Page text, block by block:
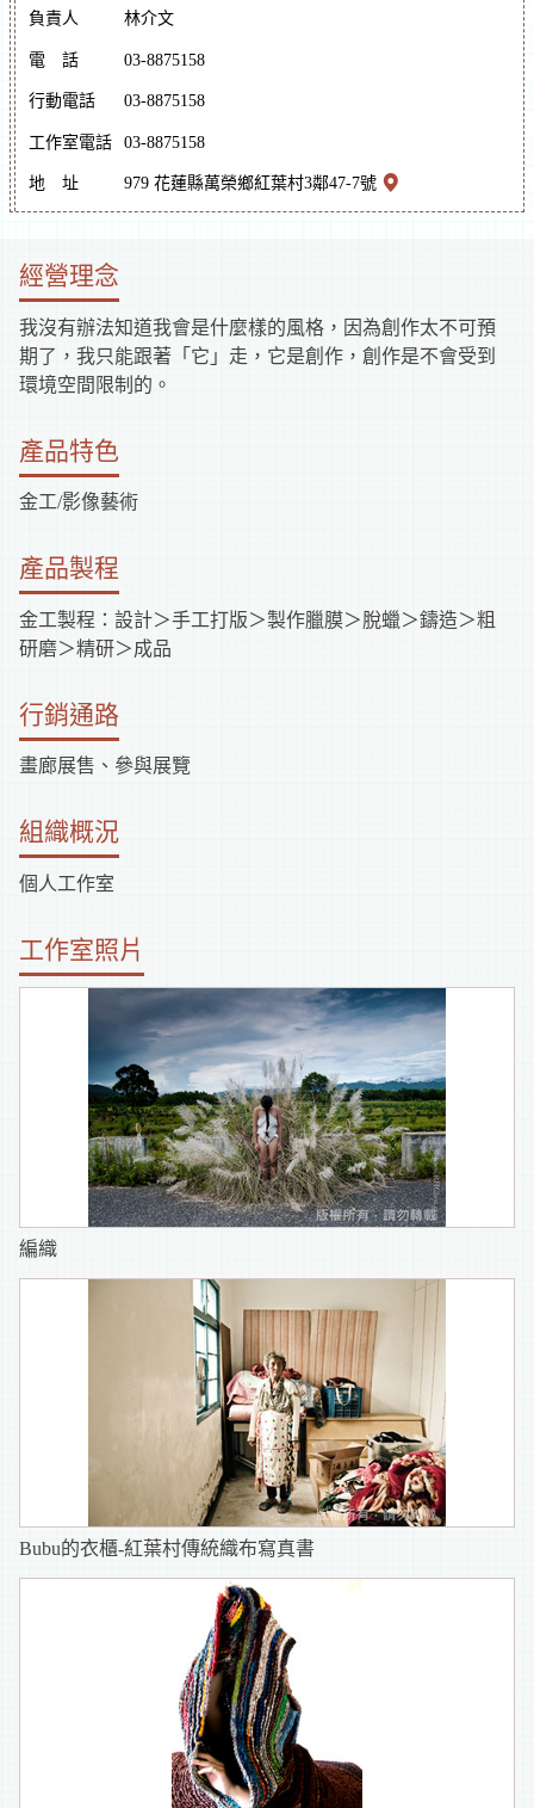
花
蓮
化
體
逛
市
助
資
訊
負責人 林介文
電話 03-8875158
行動電話 03-8875158
工作室電話 03-8875158
地址 979 花蓮縣萬榮鄉紅葉村3鄰47-7號
經營理念
我沒有辦法知道我會是什麼樣的風格，因為創作太不可預
期了，我只能跟著「它」走，它是創作，創作是不會受到
環境空間限制的。
產品特色
金工/影像藝術
產品製程
金工製程：設計＞手工打版＞製作臘膜＞脫蠟＞鑄造＞粗
研磨＞精研＞成品
行銷通路
畫廊展售、參與展覽
組織概況
個人工作室
工作室照片
編織
Bubu的衣櫃-紅葉村傳統織布寫真書